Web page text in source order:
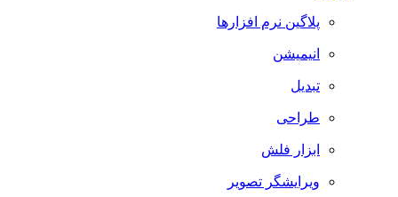
پلاگین نرم افزارها
انیمیشن
تبدیل
طراحی
ابزار فلش
ویرایشگر تصویر